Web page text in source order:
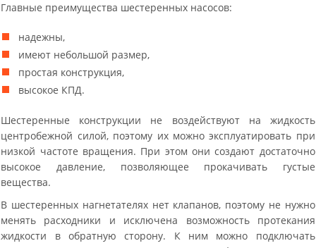
Главные преимущества шестеренных насосов:
надежны,
имеют небольшой размер,
простая конструкция,
высокое КПД.
Шестеренные конструкции не воздействуют на жидкость
центробежной силой, поэтому их можно эксплуатировать при
низкой частоте вращения. При этом они создают достаточно
высокое давление, позволяющее прокачивать густые
вещества.
В шестеренных нагнетателях нет клапанов, поэтому не нужно
менять расходники и исключена возможность протекания
жидкости в обратную сторону. К ним можно подключать